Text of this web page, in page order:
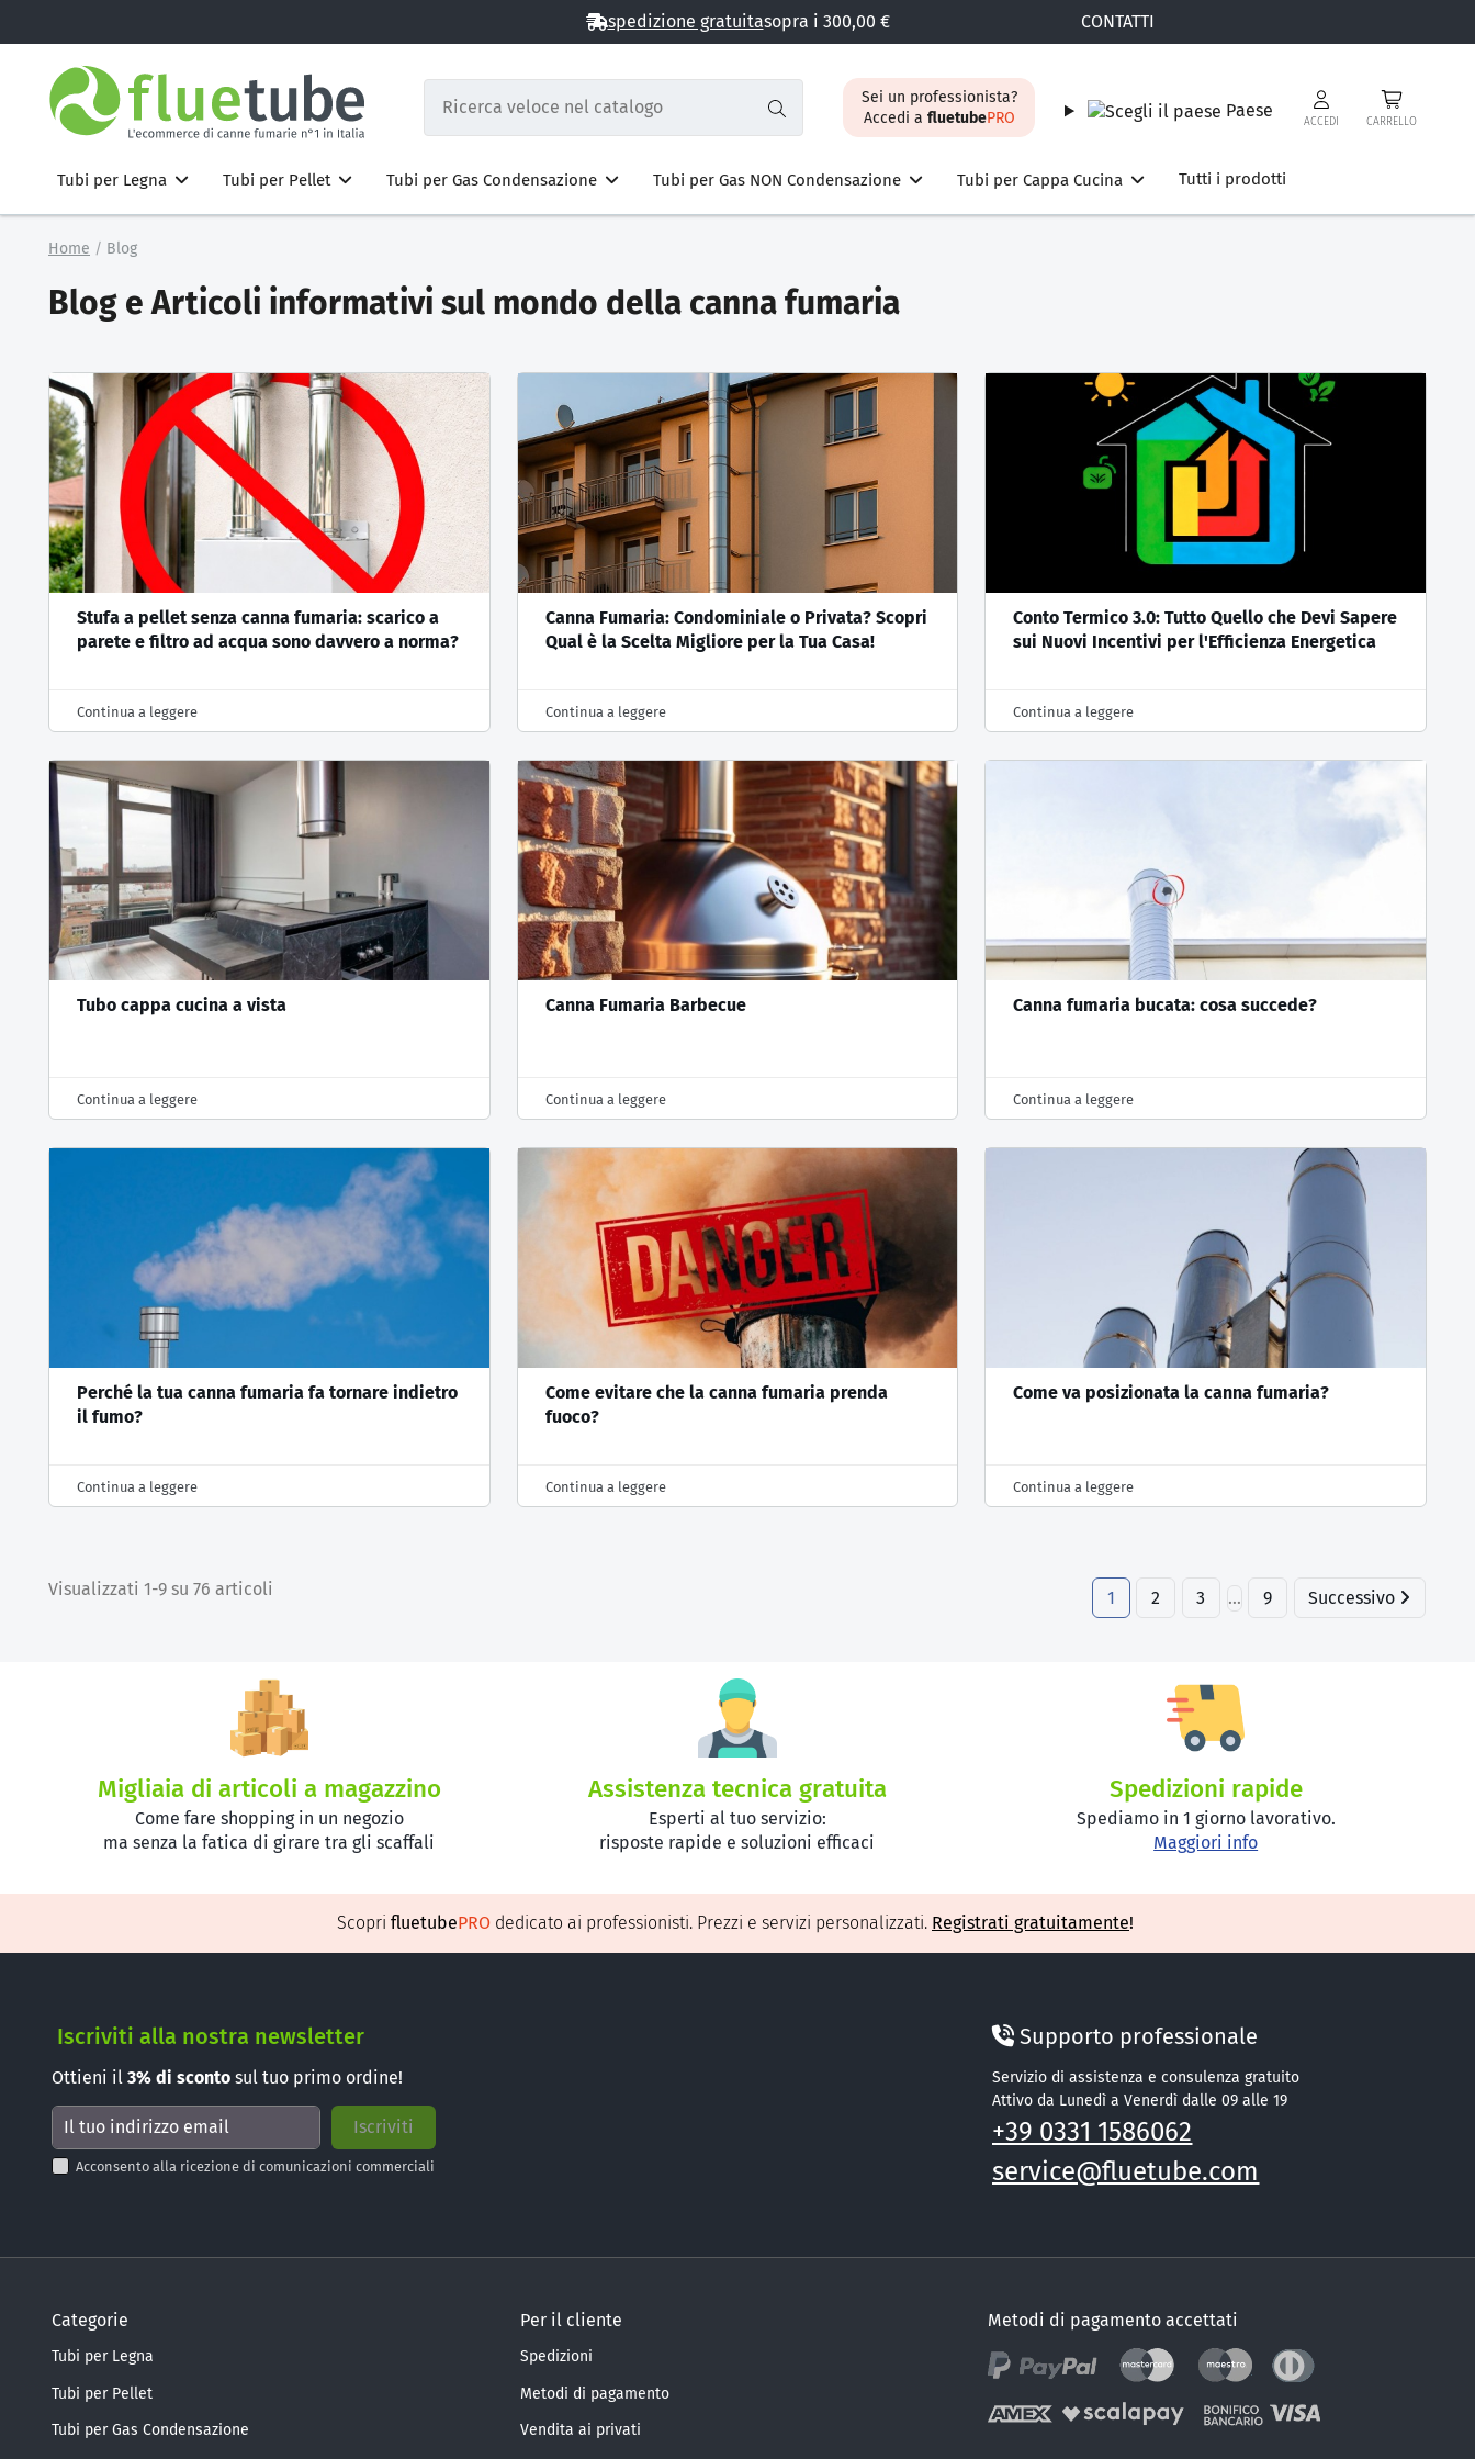
spedizione gratuitasopra i 300,00 € CONTATTI
Sei un professionista?
Accedi a fluetubePRO Paese
ACCEDI CARRELLO
Tubi per Legna Tubi per Pellet Tubi per Gas Condensazione Tubi per Gas NON Condensazione Tubi per Cappa Cucina Tutti i prodotti
Home Blog
Blog e Articoli informativi sul mondo della canna fumaria
Stufa a pellet senza canna fumaria: scarico a
parete e filtro ad acqua sono davvero a norma?
Continua a leggere
Canna Fumaria: Condominiale o Privata? Scopri
Qual è la Scelta Migliore per la Tua Casa!
Continua a leggere
Conto Termico 3.0: Tutto Quello che Devi Sapere
sui Nuovi Incentivi per l'Efficienza Energetica
Continua a leggere
Tubo cappa cucina a vista
Continua a leggere
Canna Fumaria Barbecue
Continua a leggere
Canna fumaria bucata: cosa succede?
Continua a leggere
Perché la tua canna fumaria fa tornare indietro
il fumo?
Continua a leggere
Come evitare che la canna fumaria prenda
fuoco?
Continua a leggere
Come va posizionata la canna fumaria?
Continua a leggere
Visualizzati 1-9 su 76 articoli 1 2 3 … 9 Successivo
Migliaia di articoli a magazzino
Come fare shopping in un negozio
ma senza la fatica di girare tra gli scaffali
Assistenza tecnica gratuita
Esperti al tuo servizio:
risposte rapide e soluzioni efficaci
Spedizioni rapide
Spediamo in 1 giorno lavorativo.
Maggiori info
Scopri fluetubePRO dedicato ai professionisti. Prezzi e servizi personalizzati. Registrati gratuitamente!
Iscriviti alla nostra newsletter
Ottieni il 3% di sconto sul tuo primo ordine!
Acconsento alla ricezione di comunicazioni commerciali
Supporto professionale
Servizio di assistenza e consulenza gratuito
Attivo da Lunedì a Venerdì dalle 09 alle 19
+39 0331 1586062
service@fluetube.com
Categorie
Tubi per Legna
Tubi per Pellet
Tubi per Gas Condensazione
Per il cliente
Spedizioni
Metodi di pagamento
Vendita ai privati
Metodi di pagamento accettati